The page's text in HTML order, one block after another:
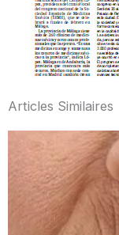
Articles Similaires